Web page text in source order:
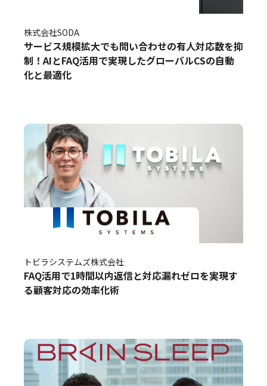
株式会社SODA
サービス規模拡大でも問い合わせの有人対応数を抑
制！AIとFAQ活用で実現したグローバルCSの自動
化と最適化
トビラシステムズ株式会社
FAQ活用で1時間以内返信と対応漏れゼロを実現す
る顧客対応の効率化術